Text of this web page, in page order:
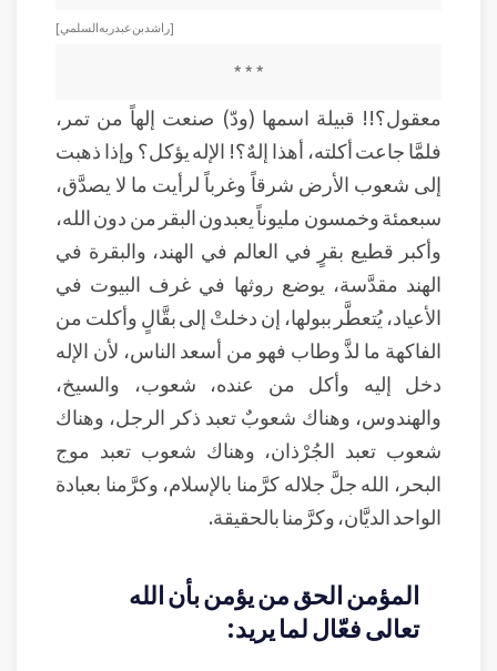
[ راشد بن عبد ربه السلمي ]
* * *
معقول؟!! قبيلة اسمها (ودّ) صنعت إلهاً من تمر،
فلمَّا جاعت أكلته، أهذا إلهٌ؟! الإله يؤكل؟ وإذا ذهبت
إلى شعوب الأرض شرقاً وغرباً لرأيت ما لا يصدَّق،
سبعمئة وخمسون مليوناً يعبدون البقر من دون الله،
وأكبر قطيع بقرٍ في العالم في الهند، والبقرة في
الهند مقدَّسة، يوضع روثها في غرف البيوت في
الأعياد، يُتعطَّر ببولها، إن دخلتْ إلى بقَّالٍ وأكلت من
الفاكهة ما لذَّ وطاب فهو من أسعد الناس، لأن الإله
دخل إليه وأكل من عنده، شعوب، والسيخ،
والهندوس، وهناك شعوبٌ تعبد ذكر الرجل، وهناك
شعوب تعبد الجُرْذان، وهناك شعوب تعبد موج
البحر، الله جلَّ جلاله كرَّمنا بالإسلام، وكرَّمنا بعبادة
الواحد الديَّان، وكرَّمنا بالحقيقة.
المؤمن الحق من يؤمن بأن الله
تعالى فعّال لما يريد: